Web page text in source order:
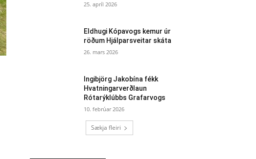
25. apríl 2026
Eldhugi Kópavogs kemur úr
röðum Hjálparsveitar skáta
26. mars 2026
Ingibjörg Jakobína fékk
Hvatningarverðlaun
Rótarýklúbbs Grafarvogs
10. febrúar 2026
Sækja fleiri